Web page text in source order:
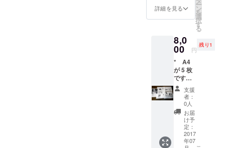
せん。
画は未
完成な
線画で
著作財
産権の
うち譲
渡され
るの
は、所
有権お
よび譲
渡権で
す。そ
の他の
著作財
産権の
支分権
詳細を見る ー
ン
を
選
択
す
る
8,0
00 円
残り1
* A4
が 5 枚
です。
用紙は
コピー
用紙で
す。 *
作者は
デジタ
ルで仕
上げて
支援
者：
0人
お届
け予
定：
2017
年07